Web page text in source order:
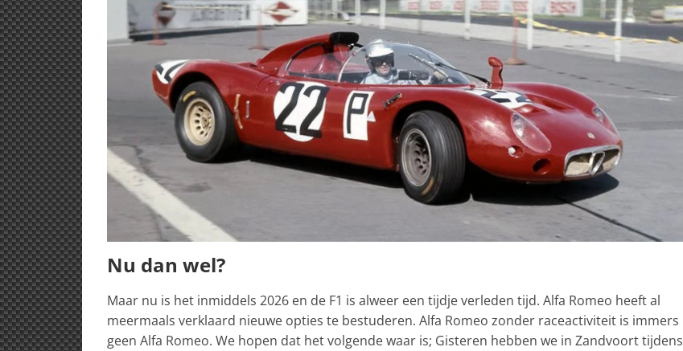
Nu dan wel?
Maar nu is het inmiddels 2026 en de F1 is alweer een tijdje verleden tijd. Alfa Romeo heeft al
meermaals verklaard nieuwe opties te bestuderen. Alfa Romeo zonder raceactiviteit is immers
geen Alfa Romeo. We hopen dat het volgende waar is; Gisteren hebben we in Zandvoort tijdens